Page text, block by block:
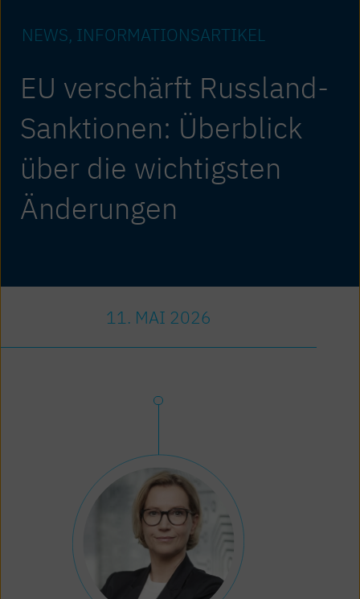
NEWS INFORMATIONS­ARTIKEL
EU verschärft Russland-
Sanktionen: Überblick
über die wichtigsten
Änderungen
11. MAI 2026